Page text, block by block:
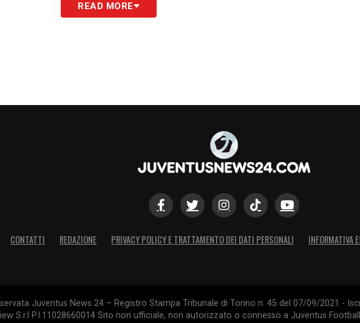
READ MORE
CONTATTI REDAZIONE PRIVACY POLICY E TRATTAMENTO DEI DATI PERSONALI INFORMATIVA
Juventus News 24 – Registro Stampa Tribunale di Torino n. 45 del 07/09/2021 -
S.r.l P.I.11028660014 Sito non ufficiale, non autorizzato o connesso a Juventus